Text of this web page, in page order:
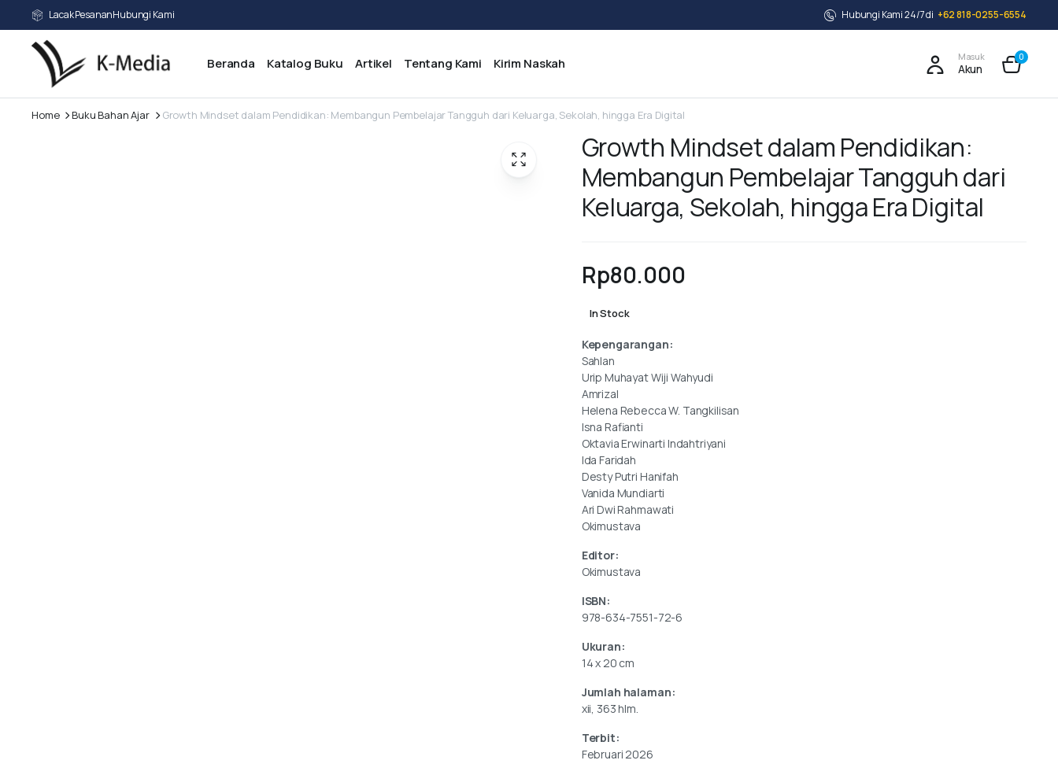
Lacak PesananHubungi Kami Hubungi Kami 24/7 di +62 818-0255-6554
Beranda Katalog Buku Artikel Tentang Kami Kirim Naskah Masuk
Akun
0
Home Buku Bahan Ajar Growth Mindset dalam Pendidikan: Membangun Pembelajar Tangguh dari Keluarga, Sekolah, hingga Era Digital
Growth Mindset dalam Pendidikan:
Membangun Pembelajar Tangguh dari
Keluarga, Sekolah, hingga Era Digital
Rp80.000
In Stock
Kepengarangan:
Sahlan
Urip Muhayat Wiji Wahyudi
Amrizal
Helena Rebecca W. Tangkilisan
Isna Rafianti
Oktavia Erwinarti Indahtriyani
Ida Faridah
Desty Putri Hanifah
Vanida Mundiarti
Ari Dwi Rahmawati
Okimustava
Editor:
Okimustava
ISBN:
978-634-7551-72-6
Ukuran:
14 x 20 cm
Jumlah halaman:
xii, 363 hlm.
Terbit:
Februari 2026